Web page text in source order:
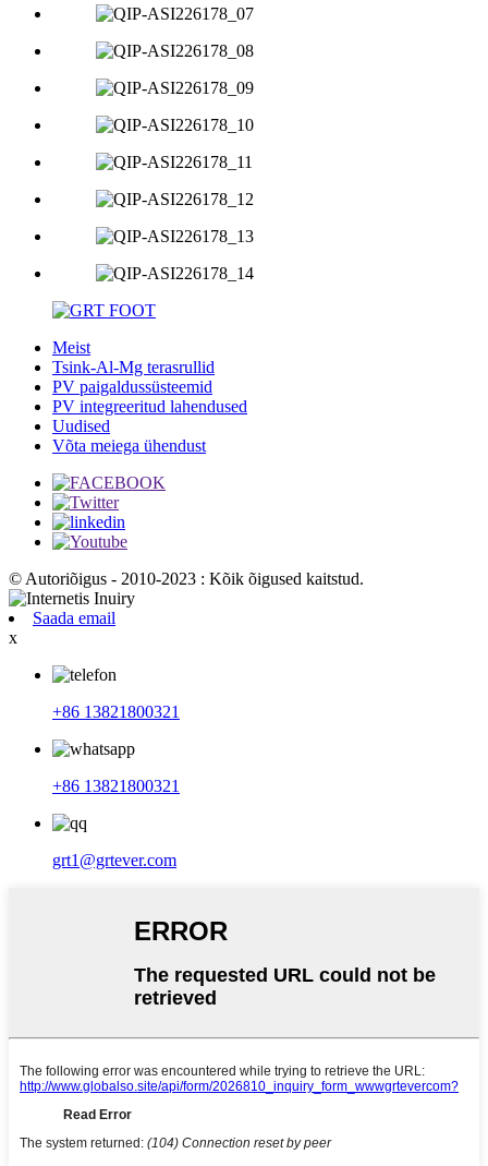
Meist
Tsink-Al-Mg terasrullid
PV paigaldussüsteemid
PV integreeritud lahendused
Uudised
Võta meiega ühendust
© Autoriõigus - 2010-2023 : Kõik õigused kaitstud.
Saada email
x
+86 13821800321
+86 13821800321
grt1@grtever.com